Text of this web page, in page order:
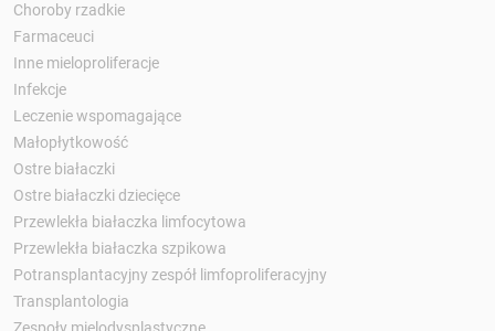
Choroby rzadkie
Farmaceuci
Inne mieloproliferacje
Infekcje
Leczenie wspomagające
Małopłytkowość
Ostre białaczki
Ostre białaczki dziecięce
Przewlekła białaczka limfocytowa
Przewlekła białaczka szpikowa
Potransplantacyjny zespół limfoproliferacyjny
Transplantologia